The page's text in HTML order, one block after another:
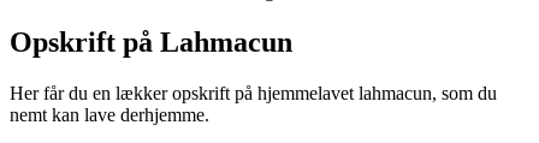
Opskrift på Lahmacun
Her får du en lækker opskrift på hjemmelavet lahmacun, som du
nemt kan lave derhjemme.